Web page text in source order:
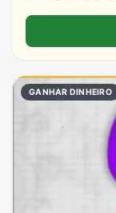
GANHAR DINHEIRO